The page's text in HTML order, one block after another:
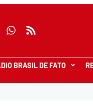
BRASIL DE FATO